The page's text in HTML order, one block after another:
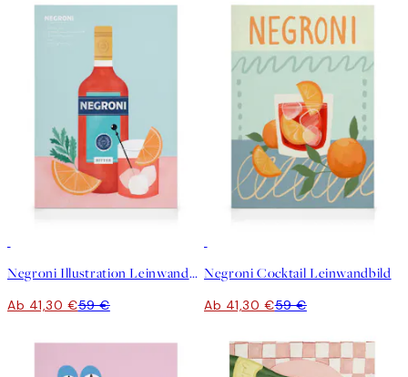
Negroni Illustration Leinwandbild
Ab 41,30 €59 €
Negroni Cocktail Leinwandbild
Ab 41,30 €59 €